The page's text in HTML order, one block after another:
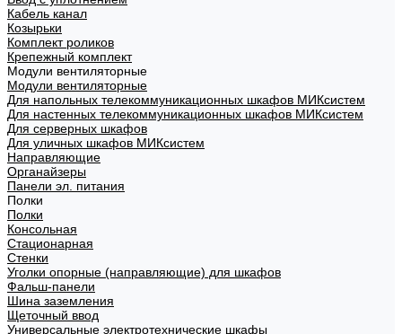
Кабель канал
Козырьки
Комплект роликов
Крепежный комплект
Модули вентиляторные
Модули вентиляторные
Для напольных телекоммуникационных шкафов МИКсистем
Для настенных телекоммуникационных шкафов МИКсистем
Для серверных шкафов
Для уличных шкафов МИКсистем
Направляющие
Органайзеры
Панели эл. питания
Полки
Полки
Консольная
Стационарная
Стенки
Уголки опорные (направляющие) для шкафов
Фальш-панели
Шина заземления
Щеточный ввод
Универсальные электротехнические шкафы